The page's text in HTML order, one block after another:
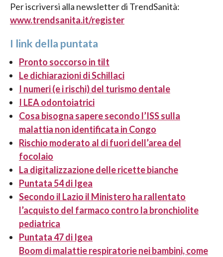
Per iscriversi alla newsletter di TrendSanità:
www.trendsanita.it/register
I link della puntata
Pronto soccorso in tilt
Le dichiarazioni di Schillaci
I numeri (e i rischi) del turismo dentale
I LEA odontoiatrici
Cosa bisogna sapere secondo l’ISS sulla
malattia non identificata in Congo
Rischio moderato al di fuori dell’area del
focolaio
La digitalizzazione delle ricette bianche
Puntata 54 di Igea
Secondo il Lazio il Ministero ha rallentato
l’acquisto del farmaco contro la bronchiolite
pediatrica
Puntata 47 di Igea
Boom di malattie respiratorie nei bambini, come